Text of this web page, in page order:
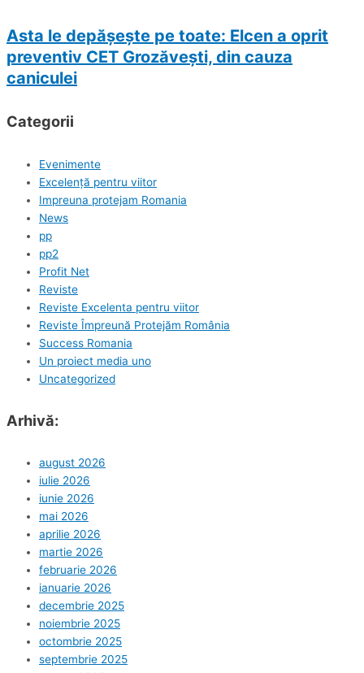
Asta le depășește pe toate: Elcen a oprit
preventiv CET Grozăveşti, din cauza
caniculei
Categorii
Evenimente
Excelență pentru viitor
Impreuna protejam Romania
News
pp
pp2
Profit Net
Reviste
Reviste Excelenta pentru viitor
Reviste Împreună Protejăm România
Success Romania
Un proiect media uno
Uncategorized
Arhivă:
august 2026
iulie 2026
iunie 2026
mai 2026
aprilie 2026
martie 2026
februarie 2026
ianuarie 2026
decembrie 2025
noiembrie 2025
octombrie 2025
septembrie 2025